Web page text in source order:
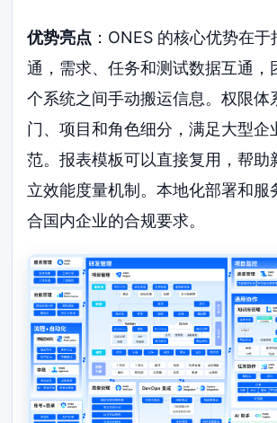
优势亮点 ：ONES 的核心优势在
通，需求、任务和测试数据互通，
个系统之间手动搬运信息。权限体
门、项目和角色细分，满足大型企
范。报表模板可以直接复用，帮助
立效能度量机制。本地化部署和服
合国内企业的合规要求。